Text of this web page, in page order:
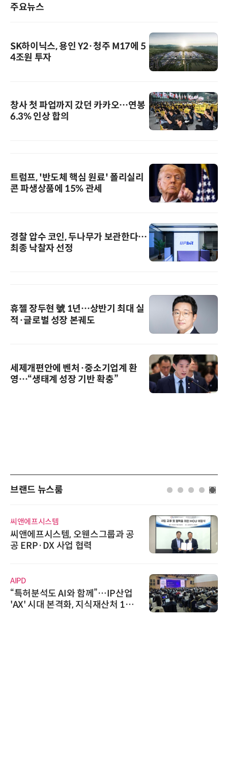
주요뉴스
SK하이닉스, 용인 Y2·청주 M17에 5
4조원 투자
창사 첫 파업까지 갔던 카카오…연봉
6.3% 인상 합의
트럼프, '반도체 핵심 원료' 폴리실리
콘 파생상품에 15% 관세
경찰 압수 코인, 두나무가 보관한다…
최종 낙찰자 선정
휴젤 장두현 號 1년…상반기 최대 실
적·글로벌 성장 본궤도
세제개편안에 벤처·중소기업계 환
영…“생태계 성장 기반 확충”
브랜드 뉴스룸
씨앤에프시스템
씨앤에프시스템, 오웬스그룹과 공
공 ERP·DX 사업 협력
AIPD
“특허분석도 AI와 함께”…IP산업
'AX' 시대 본격화, 지식재산처 1호